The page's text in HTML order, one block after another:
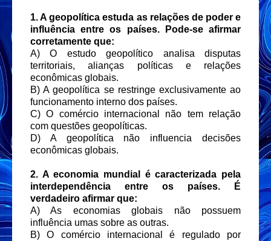
1. A geopolítica estuda as relações de poder e
influência entre os países. Pode-se afirmar
corretamente que:
A) O estudo geopolítico analisa disputas
territoriais, alianças políticas e relações
econômicas globais.
B) A geopolítica se restringe exclusivamente ao
funcionamento interno dos países.
C) O comércio internacional não tem relação
com questões geopolíticas.
D) A geopolítica não influencia decisões
econômicas globais.
2. A economia mundial é caracterizada pela
interdependência entre os países. É
verdadeiro afirmar que:
A) As economias globais não possuem
influência umas sobre as outras.
B) O comércio internacional é regulado por